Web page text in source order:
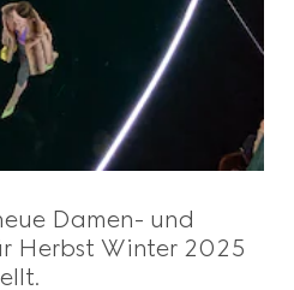
Damen- und
Herbst Winter 2025